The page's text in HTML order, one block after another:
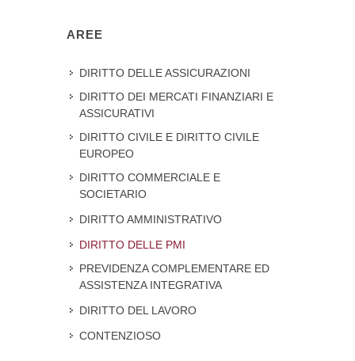
AREE
DIRITTO DELLE ASSICURAZIONI
DIRITTO DEI MERCATI FINANZIARI E
ASSICURATIVI
DIRITTO CIVILE E DIRITTO CIVILE
EUROPEO
DIRITTO COMMERCIALE E
SOCIETARIO
DIRITTO AMMINISTRATIVO
DIRITTO DELLE PMI
PREVIDENZA COMPLEMENTARE ED
ASSISTENZA INTEGRATIVA
DIRITTO DEL LAVORO
CONTENZIOSO